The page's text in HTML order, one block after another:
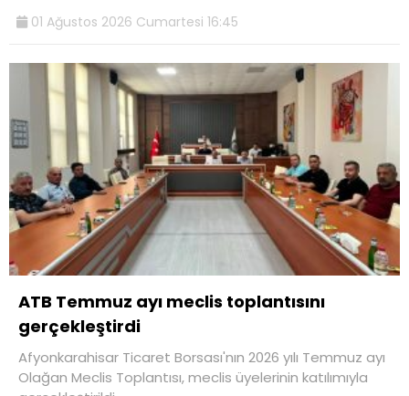
01 Ağustos 2026 Cumartesi 16:45
ATB Temmuz ayı meclis toplantısını
gerçekleştirdi
Afyonkarahisar Ticaret Borsası'nın 2026 yılı Temmuz ayı
Olağan Meclis Toplantısı, meclis üyelerinin katılımıyla